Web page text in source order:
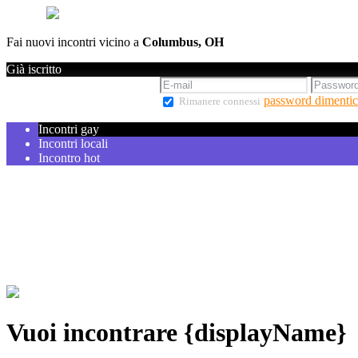
Fai nuovi incontri vicino a Columbus, OH
Già iscritto
Rimanere connessi password
Incontri gay
Incontri locali
Incontro hot
Vuoi incontrare {displayName}